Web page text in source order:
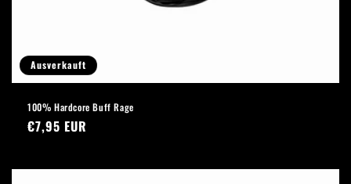
Ausverkauft
100% Hardcore Buff Rage
Normaler
€7,95 EUR